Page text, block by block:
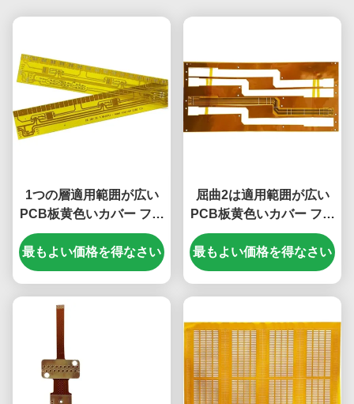
1つの層適用範囲が広い
PCB板黄色いカバー フィ
ルム1つのOzの銅PCB
最もよい価格を得なさい
屈曲2は適用範囲が広い
PCB板黄色いカバー フィ
ルム0.5mmのシルクスク
リーンを層にする
最もよい価格を得なさい